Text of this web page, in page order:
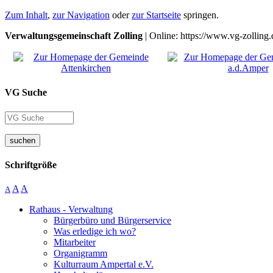
Zum Inhalt, zur Navigation oderzur Startseite springen.
Verwaltungsgemeinschaft Zolling | Online: https://www.vg-
VG Suche
suchen
Schriftgröße
A A A
Rathaus - Verwaltung
Bürgerbüro und Bürgerservice
Was erledige ich wo?
Mitarbeiter
Organigramm
Kulturraum Ampertal e.V.